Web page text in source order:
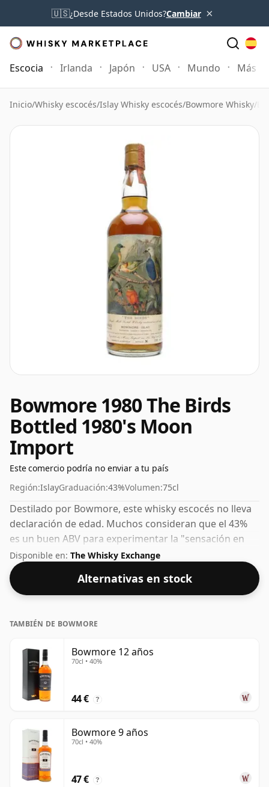
🇺🇸¿Desde Estados Unidos?Cambiar ×
Escocia Irlanda Japón USA Mundo Más
Inicio/Whisky escocés/Islay Whisky escocés/Bowmore Whisky/
Bowmore 1980 The Birds
Bottled 1980's Moon
Import
Este comercio podría no enviar a tu país
Región:IslayGraduación:43%Volumen:75cl
Destilado por Bowmore, este whisky escocés no lleva
declaración de edad. Muchos consideran que el 43%
es un buen ABV para experimentar la "sensación en
boca" y el sabor pleno del whisky.
Disponible en: The Whisky Exchange
Alternativas en stock
TAMBIÉN DE BOWMORE
Bowmore 12 años
70cl • 40%
44 € ?
Bowmore 9 años
70cl • 40%
47 € ?